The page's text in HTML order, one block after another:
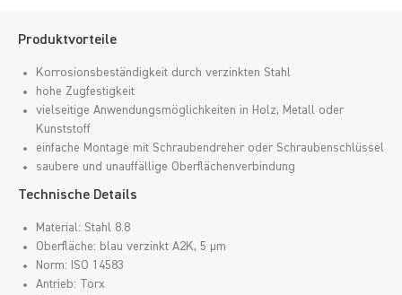
Produktvorteile
Korrosionsbeständigkeit durch verzinkten Stahl
hohe Zugfestigkeit
vielseitige Anwendungsmöglichkeiten in Holz, Metall oder
Kunststoff
einfache Montage mit Schraubendreher oder Schraubenschlüssel
saubere und unauffällige Oberflächenverbindung
Technische Details
Material: Stahl 8.8
Oberfläche: blau verzinkt A2K, 5 µm
Norm: ISO 14583
Antrieb: Torx